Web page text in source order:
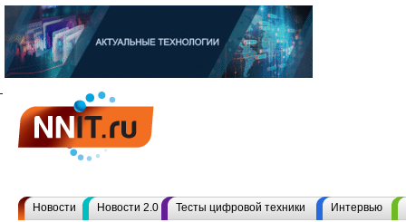
Новости Новости 2.0 Тесты цифровой техники Интервью